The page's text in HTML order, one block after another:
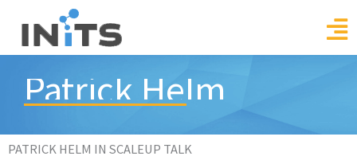
content
Patrick Helm
PATRICK HELM IN SCALEUP TALK